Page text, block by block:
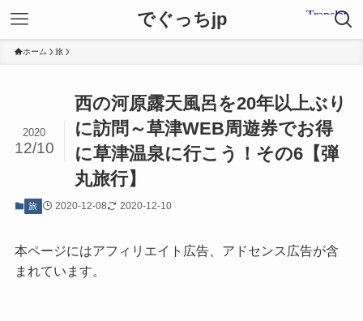
でぐっちjp
ホーム 旅
西の河原露天風呂を20年以上ぶり
に訪問～草津WEB周遊券でお得
に草津温泉に行こう！その6【弾
丸旅行】
2020
12/10
旅 2020-12-08 2020-12-10
本ページにはアフィリエイト広告、アドセンス広告が含
まれています。